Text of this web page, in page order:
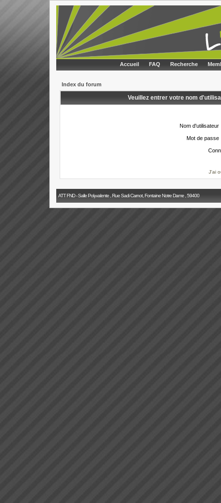
Accueil FAQ Recherche
Index du forum
Veuillez entrer votre nom
Nom d'utilisateur
Mot de passe
J'ai
ATT FND - Salle Polyvalente , Rue Sadi Carnot, Fontaine Notre Dame , 59400